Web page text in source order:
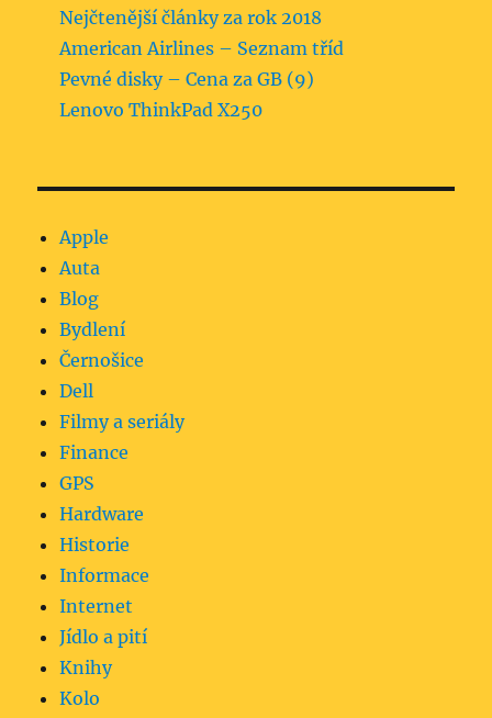
Nejčtenější články za rok 2018
American Airlines – Seznam tříd
Pevné disky – Cena za GB (9)
Lenovo ThinkPad X250
Apple
Auta
Blog
Bydlení
Černošice
Dell
Filmy a seriály
Finance
GPS
Hardware
Historie
Informace
Internet
Jídlo a pití
Knihy
Kolo